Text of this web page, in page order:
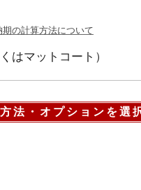
期の計算方法について
はマットコート）
法・オプションを選